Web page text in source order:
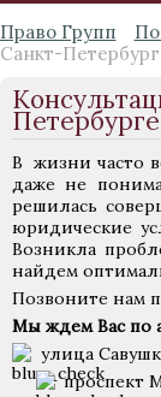
Право Групп
Санкт-
Петербурге
В жизни часто
даже не
решилась
юридические
Возникла
найдем
Позвоните нам
Мы ждем Вас по
улица
проспект